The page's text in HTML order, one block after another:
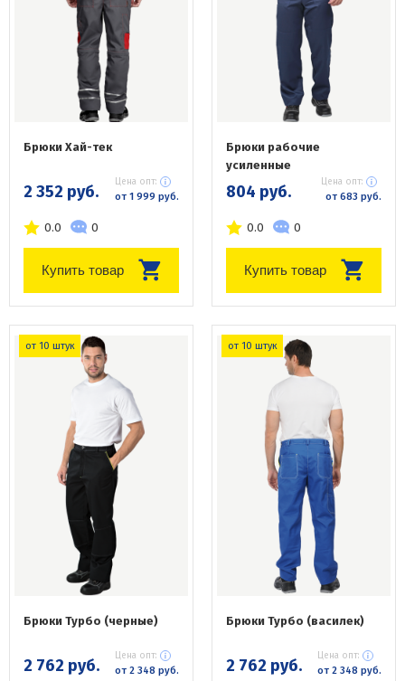
Брюки Хай-тек
2 352 руб. Цена опт:
от 1 999 руб.
0.0 0
Купить товар
Брюки рабочие
усиленные
804 руб. Цена опт:
от 683 руб.
0.0 0
Купить товар
от 10 штук
Брюки Турбо (черные)
2 762 руб. Цена опт:
от 2 348 руб.
от 10 штук
Брюки Турбо (василек)
2 762 руб. Цена опт:
от 2 348 руб.